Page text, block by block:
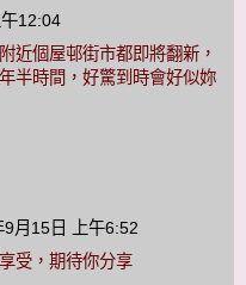
12:04
近個屋邨街市都即將翻新，
半時間，好驚到時會好似妳
9月15日 上午6:52
受，期待你分享